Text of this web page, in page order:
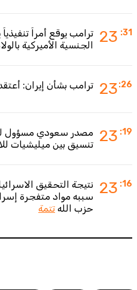
23 :31
ترامب يوقع أمراً
الجنسية الأميركية
23:26 ترامب بشأن إيران:
23 :19
مصدر سعودي مسؤول
تنسيق بين ميليشيات
23 :16
نتيجة التحقيق
سببه مواد متفجرة
حزب الله تتمة